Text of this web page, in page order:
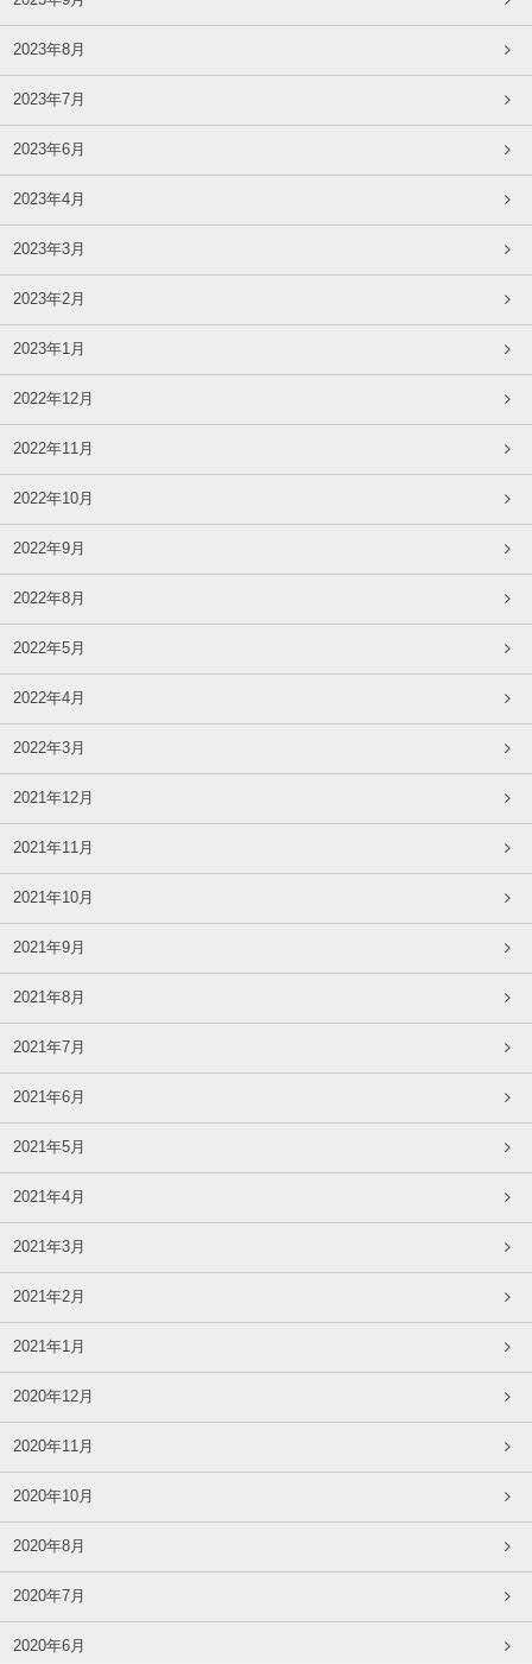
2023年8月
2023年7月
2023年6月
2023年4月
2023年3月
2023年2月
2023年1月
2022年12月
2022年11月
2022年10月
2022年9月
2022年8月
2022年5月
2022年4月
2022年3月
2021年12月
2021年11月
2021年10月
2021年9月
2021年8月
2021年7月
2021年6月
2021年5月
2021年4月
2021年3月
2021年2月
2021年1月
2020年12月
2020年11月
2020年10月
2020年8月
2020年7月
2020年6月